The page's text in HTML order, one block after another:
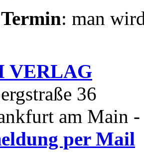
: man
VERLAG
36
am Main
per Mail